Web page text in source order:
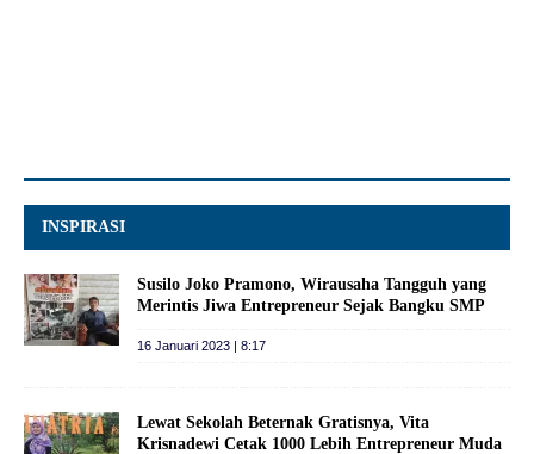
INSPIRASI
Susilo Joko Pramono, Wirausaha Tangguh yang
Merintis Jiwa Entrepreneur Sejak Bangku SMP
16 Januari 2023 | 8:17
Lewat Sekolah Beternak Gratisnya, Vita
Krisnadewi Cetak 1000 Lebih Entrepreneur Muda